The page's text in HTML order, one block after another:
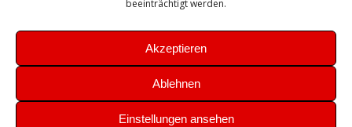
beeinträchtigt werden.
Akzeptieren
Ablehnen
Einstellungen ansehen